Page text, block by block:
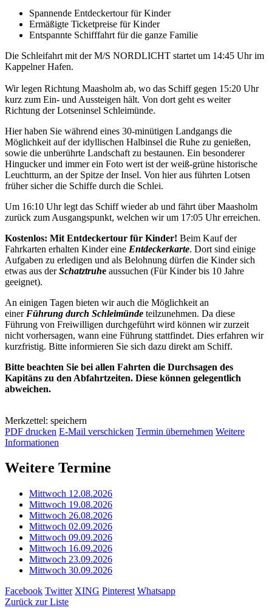
Spannende Entdeckertour für Kinder
Ermäßigte Ticketpreise für Kinder
Entspannte Schifffahrt für die ganze Familie
Die Schleifahrt mit der M/S NORDLICHT startet um 14:45 Uhr im
Kappelner Hafen.
Wir legen Richtung Maasholm ab, wo das Schiff gegen 15:20 Uhr
kurz zum Ein- und Aussteigen hält. Von dort geht es weiter
Richtung der Lotseninsel Schleimünde.
Hier haben Sie während eines 30-minütigen Landgangs die
Möglichkeit auf der idyllischen Halbinsel die Ruhe zu genießen,
sowie die unberührte Landschaft zu bestaunen. Ein besonderer
Hingucker und immer ein Foto wert ist der weiß-grüne historische
Leuchtturm, an der Spitze der Insel. Von hier aus führten Lotsen
früher sicher die Schiffe durch die Schlei.
Um 16:10 Uhr legt das Schiff wieder ab und fährt über Maasholm
zurück zum Ausgangspunkt, welchen wir um 17:05 Uhr erreichen.
Kostenlos: Mit Entdeckertour für Kinder! Beim Kauf der
Fahrkarten erhalten Kinder eine Entdeckerkarte. Dort sind einige
Aufgaben zu erledigen und als Belohnung dürfen die Kinder sich
etwas aus der Schatztruhe aussuchen (Für Kinder bis 10 Jahre
geeignet).
An einigen Tagen bieten wir auch die Möglichkeit an
einer Führung durch Schleimünde teilzunehmen. Da diese
Führung von Freiwilligen durchgeführt wird können wir zurzeit
nicht vorhersagen, wann eine Führung stattfindet. Dies erfahren wir
kurzfristig. Bitte informieren Sie sich dazu direkt am Schiff.
Bitte beachten Sie bei allen Fahrten die Durchsagen des
Kapitäns zu den Abfahrtzeiten. Diese können gelegentlich
abweichen.
Merkzettel: speichern
PDF drucken E-Mail verschicken Termin übernehmen Weitere
Informationen
Weitere Termine
Mittwoch 12.08.2026
Mittwoch 19.08.2026
Mittwoch 26.08.2026
Mittwoch 02.09.2026
Mittwoch 09.09.2026
Mittwoch 16.09.2026
Mittwoch 23.09.2026
Mittwoch 30.09.2026
Facebook Twitter XING Pinterest Whatsapp
Zurück zur Liste